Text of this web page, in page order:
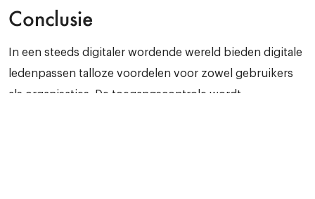
Conclusie
In een steeds digitaler wordende wereld bieden digitale
ledenpassen talloze voordelen voor zowel gebruikers
als organisaties. De toegangscontrole wordt